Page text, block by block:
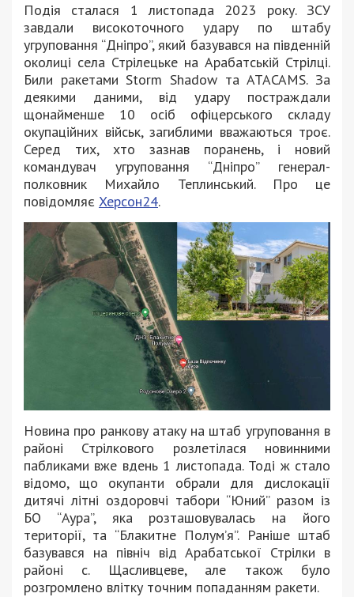
Подія сталася 1 листопада 2023 року. ЗСУ
завдали високоточного удару по штабу
угруповання “Дніпро”, який базувався на південній
околиці села Стрілецьке на Арабатській Стрілці.
Били ракетами Storm Shadow та ATACAMS. За
деякими даними, від удару постраждали
щонайменше 10 осіб офіцерського складу
окупаційних військ, загиблими вважаються троє.
Серед тих, хто зазнав поранень, і новий
командувач угруповання “Дніпро” генерал-
полковник Михайло Теплинський. Про це
повідомляє Херсон24.
Новина про ранкову атаку на штаб угруповання в
районі Стрілкового розлетілася новинними
пабликами вже вдень 1 листопада. Тоді ж стало
відомо, що окупанти обрали для дислокації
дитячі літні оздоровчі табори “Юний” разом із
БО “Аура”, яка розташовувалась на його
території, та “Блакитне Полум’я”. Раніше штаб
базувався на північ від Арабатської Стрілки в
районі с. Щасливцеве, але також було
розгромлено влітку точним попаданням ракети.